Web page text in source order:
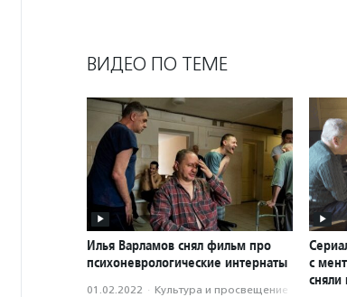
ВИДЕО ПО ТЕМЕ
Илья Варламов снял фильм про
психоневрологические интернаты
01.02.2022 · Культура и просвещение
с
сняли